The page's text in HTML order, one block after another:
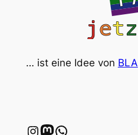
… ist eine Idee von BLA
Instagramwien.rocks WhatsApp